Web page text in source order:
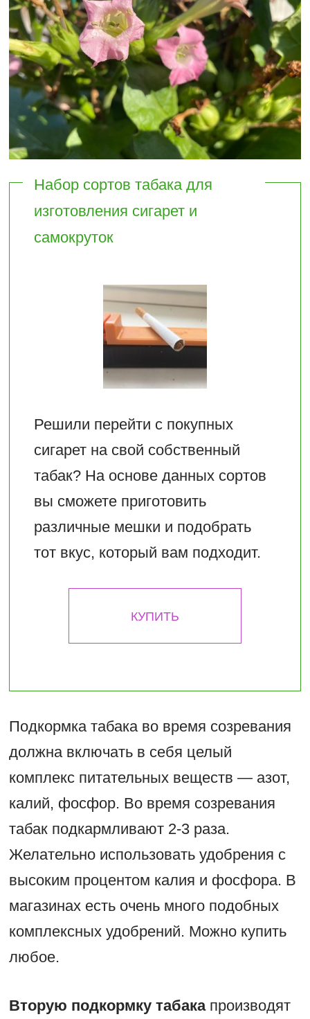
Набор сортов табака для
изготовления сигарет и
самокруток
Решили перейти с покупных
сигарет на свой собственный
табак? На основе данных сортов
вы сможете приготовить
различные мешки и подобрать
тот вкус, который вам подходит.
КУПИТЬ
Подкормка табака во время созревания
должна включать в себя целый
комплекс питательных веществ — азот,
калий, фосфор. Во время созревания
табак подкармливают 2-3 раза.
Желательно использовать удобрения с
высоким процентом калия и фосфора. В
магазинах есть очень много подобных
комплексных удобрений. Можно купить
любое.
Вторую подкормку табакапроизводят